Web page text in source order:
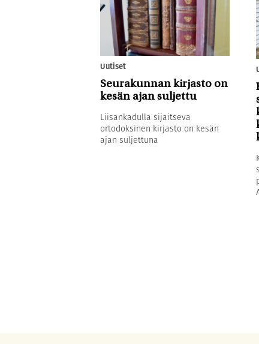
Uutiset
Seurakunnan kirjasto on
kesän ajan suljettu
Liisankadulla sijaitseva
ortodoksinen kirjasto on kesän
ajan suljettuna